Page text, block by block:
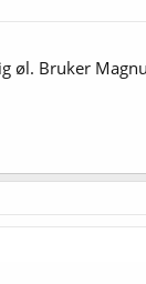
øl. Bruker